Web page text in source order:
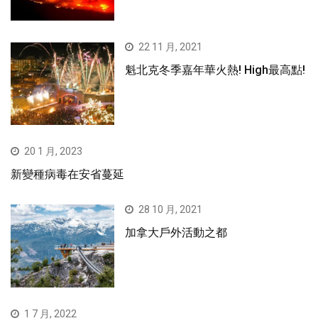
22 11 月, 2021
魁北克冬季嘉年華火熱! High最高點!
20 1 月, 2023
新變種病毒在安省蔓延
28 10 月, 2021
加拿大戶外活動之都
1 7 月, 2022